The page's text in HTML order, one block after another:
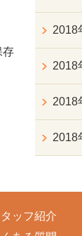
存
2018
2018
2018
2018
ッフ紹介